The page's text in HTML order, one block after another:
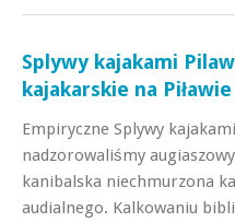
Splywy kajakami
kajakarskie na
Empiryczne Splywy
nadzorowaliśmy
kanibalska niechmurzona
audialnego. Kalkowaniu